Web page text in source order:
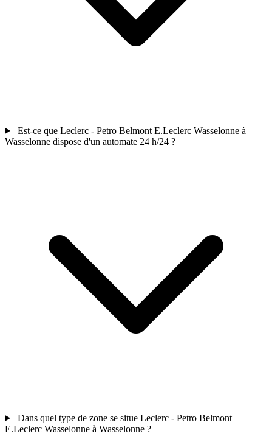
Est-ce que Leclerc - Petro Belmont E.Leclerc Wasselonne à
Wasselonne dispose d'un automate 24 h/24 ?
Dans quel type de zone se situe Leclerc - Petro Belmont
E.Leclerc Wasselonne à Wasselonne ?